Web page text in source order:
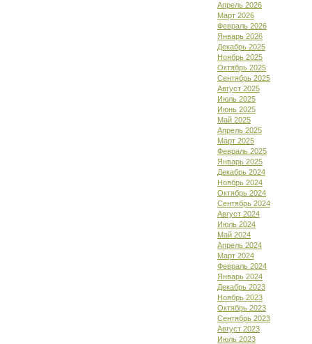
Апрель 2026
Март 2026
Февраль 2026
Январь 2026
Декабрь 2025
Ноябрь 2025
Октябрь 2025
Сентябрь 2025
Август 2025
Июль 2025
Июнь 2025
Май 2025
Апрель 2025
Март 2025
Февраль 2025
Январь 2025
Декабрь 2024
Ноябрь 2024
Октябрь 2024
Сентябрь 2024
Август 2024
Июль 2024
Май 2024
Апрель 2024
Март 2024
Февраль 2024
Январь 2024
Декабрь 2023
Ноябрь 2023
Октябрь 2023
Сентябрь 2023
Август 2023
Июль 2023